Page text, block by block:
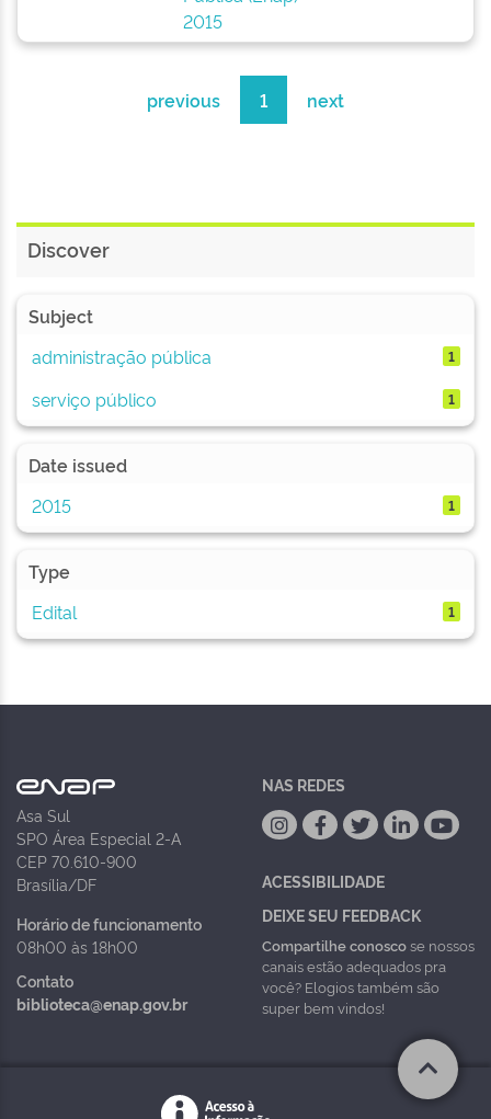
2015
previous 1 next
Discover
Subject
administração pública
1
serviço público 1
Date issued
2015
1
Type
Edital
1
Asa Sul
SPO Área Especial 2-A
CEP 70.610-900
Brasília/DF
Horário de funcionamento
08h00 às 18h00
Contato
biblioteca@enap.gov.br
NAS REDES
ACESSIBILIDADE
DEIXE SEU FEEDBACK
Compartilhe conoscose nossos
canais estão adequados pra
você? Elogios também são
super bem vindos!